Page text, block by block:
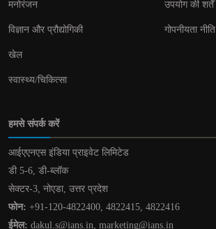
मनोरंजन
विज्ञान और प्रौद्योगिकी
खेल
स्वास्थ्य/चिकित्सा
उपयोग की शर्तें
गोपनीयता नीति
हमसे संपर्क करें
आईएएनएस इंडिया प्राइवेट लिमिटेड
डी 5-6, डी-ब्लॉक
सेक्टर-3, नोएडा, उत्तर प्रदेश
फोन: +91-120-4822400, 4822415, 4822416
ईमेल: dakul.s@ians.in, marketing@ians.in